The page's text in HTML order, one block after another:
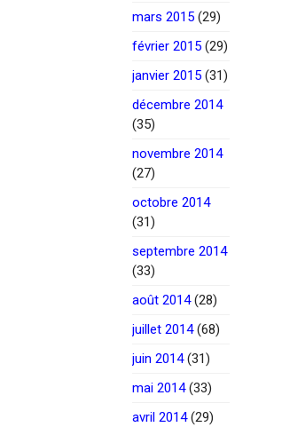
mars 2015 (29)
février 2015 (29)
janvier 2015 (31)
décembre 2014
(35)
novembre 2014
(27)
octobre 2014
(31)
septembre 2014
(33)
août 2014(28)
juillet 2014(68)
juin 2014(31)
mai 2014(33)
avril 2014(29)